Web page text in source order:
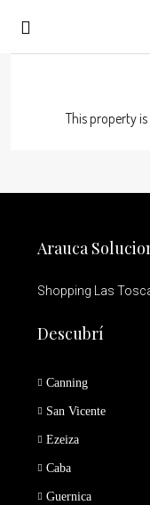
This property
Arauca
Shopping Las
Descubrí
Canning
San Vicente
Ezeiza
Caba
Guernica